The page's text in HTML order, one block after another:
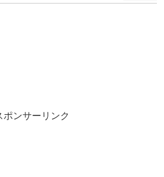
ポンサーリンク